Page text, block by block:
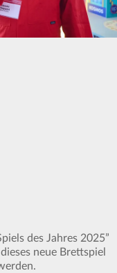
des Jahres 2025”
neue Brettspiel